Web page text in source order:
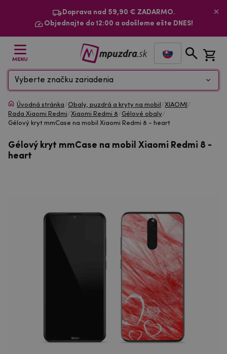
Doprava nad 59,90 € ZADARMO.
Objednajte do 12:00 a odošleme ešte DNES!
MENU
Vyberte značku zariadenia
Úvodná stránka/Obaly, puzdrá a kryty na mobil /XIAOMI /
Rada Xiaomi Redmi/Xiaomi Redmi 8/Gélové obaly/
Gélový kryt mmCase na mobil Xiaomi Redmi 8 - heart
Gélový kryt mmCase na mobil Xiaomi Redmi 8 -
heart